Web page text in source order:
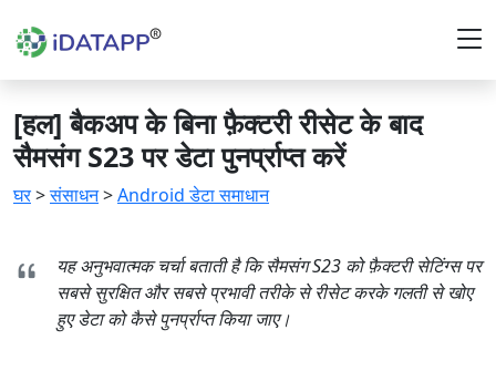
[हल] बैकअप के बिना फ़ैक्टरी रीसेट के बाद
सैमसंग S23 पर डेटा पुनर्प्राप्त करें
घर>संसाधन>Android डेटा समाधान
यह अनुभवात्मक चर्चा बताती है कि सैमसंग S23 को फ़ैक्टरी सेटिंग्स पर
सबसे सुरक्षित और सबसे प्रभावी तरीके से रीसेट करके गलती से खोए
हुए डेटा को कैसे पुनर्प्राप्त किया जाए।